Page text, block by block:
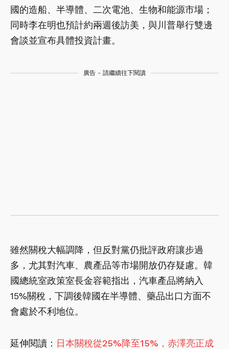
國的造船、半導體、二次電池、生物和能源市場；
同時李在明也預計約兩週後訪美，與川普舉行雙邊
會談並宣布具體投資計畫。
廣告 - 請繼續往下閱讀
雖然關稅大幅調降，但反對黨仍批評政府讓步過
多，尤其對汽車、農產品等市場開放仍存疑慮。韓
國總統室政策室長金容範指出，汽車產品將納入
15%關稅，下調後韓國在半導體、藥品出口方面不
會處於不利地位。
延伸閱讀： 日本關稅從25%降至15%，赤澤亮正成